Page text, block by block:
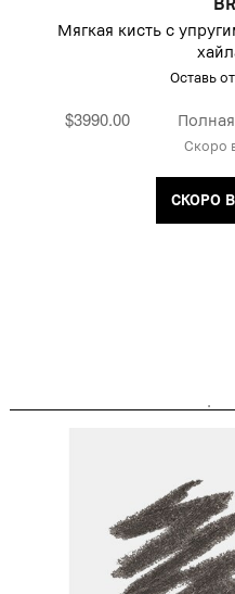
Мягкая кисть с
Оставь
$3990.00
Скоро
СКОРО